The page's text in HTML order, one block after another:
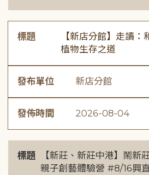
標題
【新店分館】走讀：
植物生存之道
發布單位 新店分館
發佈時間 2026-08-04
標題
【新莊、新莊中港】鬧新
親子創藝體驗營 #8/16興